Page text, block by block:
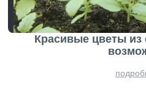
Красивые цветы из